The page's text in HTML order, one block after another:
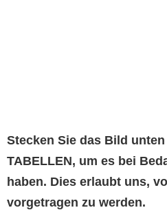
Stecken Sie das Bild unten
TABELLEN, um es bei
haben. Dies erlaubt uns,
vorgetragen zu werden.